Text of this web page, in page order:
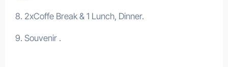
8. 2xCoffe Break & 1 Lunch, Dinner.
9. Souvenir .